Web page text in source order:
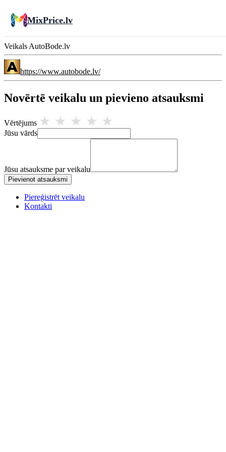
MixPrice.lv
Veikals AutoBode.lv
https://www.autobode.lv/
Novērtē veikalu un pievieno atsauksmi
Vērtējums ★
★
★
★
★
Jūsu vārds
Jūsu atsauksme par veikalu
Pievienot atsauksmi
Piereģistrēt veikalu
Kontakti